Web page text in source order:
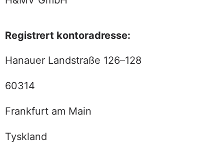
Registrert kontoradresse:
Hanauer Landstraße 126–128
60314
Frankfurt am Main
Tyskland